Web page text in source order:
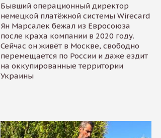
Бывший операционный директор
немецкой платёжной системы Wirecard
Ян Марсалек бежал из Евросоюза
после краха компании в 2020 году.
Сейчас он живёт в Москве, свободно
перемещается по России и даже ездит
на оккупированные территории
Украины